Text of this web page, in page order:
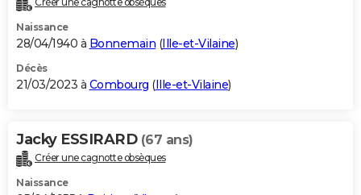
Naissance
28/04/1940 à Bonnemain (Ille-et-Vilaine)
Décès
21/03/2023 à Combourg (Ille-et-Vilaine)
Jacky ESSIRARD (67 ans)
Créer une cagnotte obsèques
Naissance